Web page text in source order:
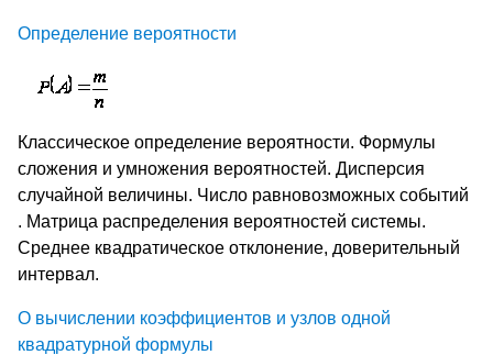
Определение вероятности
Классическое определение вероятности. Формулы
сложения и умножения вероятностей. Дисперсия
случайной величины. Число равновозможных событий
. Матрица распределения вероятностей системы.
Среднее квадратическое отклонение, доверительный
интервал.
О вычислении коэффициентов и узлов одной
квадратурной формулы